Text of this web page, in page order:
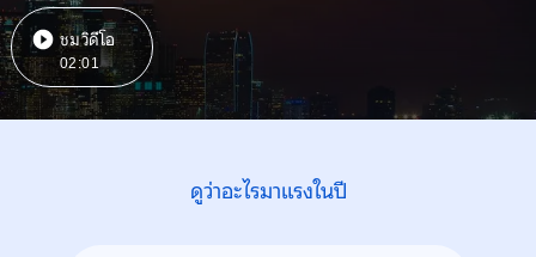
ชมวิดีโอ
02:01
ดูว่าอะไรมาแรงในปี